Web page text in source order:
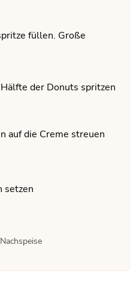
füllen. Große
der Donuts spritzen
auf die Creme streuen
setzen